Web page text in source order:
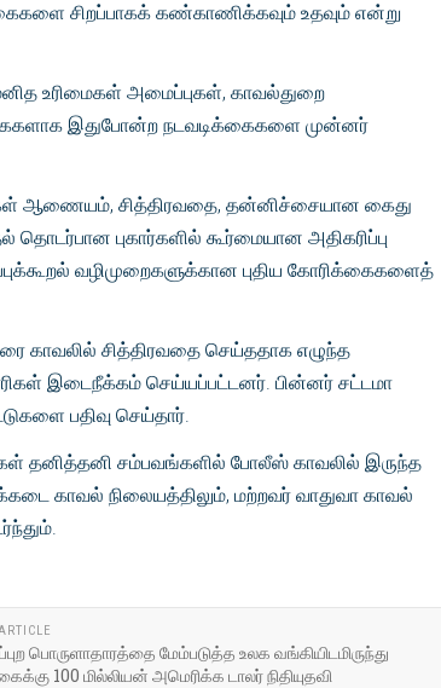
சிறப்பாகக் கண்காணிக்கவும் உதவும் என்று
உரிமைகள் அமைப்புகள், காவல்துறை
இதுபோன்ற நடவடிக்கைகளை முன்னர்
ஆணையம், சித்திரவதை, தன்னிச்சையான கைது
தொடர்பான புகார்களில் கூர்மையான அதிகரிப்பு
வழிமுறைகளுக்கான புதிய கோரிக்கைகளைத்
காவலில் சித்திரவதை செய்ததாக எழுந்த
இடைநீக்கம் செய்யப்பட்டனர். பின்னர் சட்டமா
பதிவு செய்தார்.
தனித்தனி சம்பவங்களில் போலீஸ் காவலில் இருந்த
காவல் நிலையத்திலும், மற்றவர் வாதுவா காவல்
பொருளாதாரத்தை மேம்படுத்த உலக வங்கியிடமிருந்து
100 மில்லியன் அமெரிக்க டாலர் நிதியுதவி